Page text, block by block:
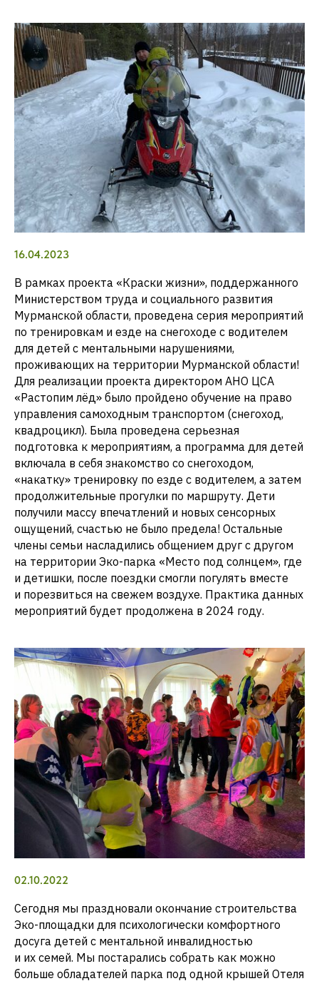
16.04.2023
В рамках проекта «Краски жизни», поддержанного
Министерством труда и социального развития
Мурманской области, проведена серия мероприятий
по тренировкам и езде на снегоходе с водителем
для детей с ментальными нарушениями,
проживающих на территории Мурманской области!
Для реализации проекта директором АНО ЦСА
«Растопим лёд» было пройдено обучение на право
управления самоходным транспортом (снегоход,
квадроцикл). Была проведена серьезная
подготовка к мероприятиям, а программа для детей
включала в себя знакомство со снегоходом,
«накатку» тренировку по езде с водителем, а затем
продолжительные прогулки по маршруту. Дети
получили массу впечатлений и новых сенсорных
ощущений, счастью не было предела! Остальные
члены семьи насладились общением друг с другом
на территории Эко-парка «Место под солнцем», где
и детишки, после поездки смогли погулять вместе
и порезвиться на свежем воздухе. Практика данных
мероприятий будет продолжена в 2024 году.
02.10.2022
Сегодня мы праздновали окончание строительства
Эко-площадки для психологически комфортного
досуга детей с ментальной инвалидностью
и их семей. Мы постарались собрать как можно
больше обладателей парка под одной крышей Отеля